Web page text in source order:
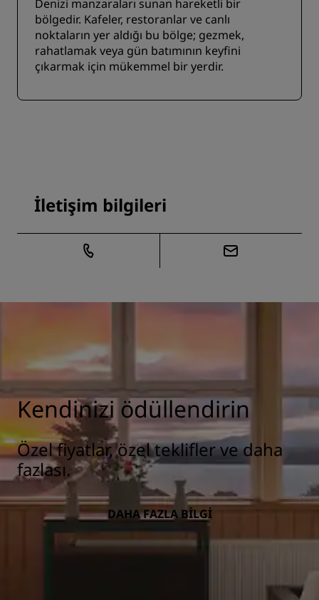
Denizi manzaraları sunan hareketli bir
bölgedir. Kafeler, restoranlar ve canlı
noktaların yer aldığı bu bölge; gezmek,
rahatlamak veya gün batımının keyfini
çıkarmak için mükemmel bir yerdir.
İletişim bilgileri
Kendinizi ödüllendirin
Özel fiyatlar, özel teklifler ve daha
fazlası.
DAHA FAZLA BILGI